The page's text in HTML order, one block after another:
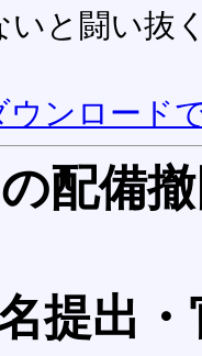
と闘い抜
ウンロード
配備
提出